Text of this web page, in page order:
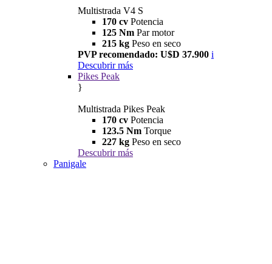
Multistrada V4 S
170 cv Potencia
125 Nm Par motor
215 kg Peso en seco
PVP recomendado: U$D 37.900 i
Descubrir más
Pikes Peak
}
Multistrada Pikes Peak
170 cv Potencia
123.5 Nm Torque
227 kg Peso en seco
Descubrir más
Panigale